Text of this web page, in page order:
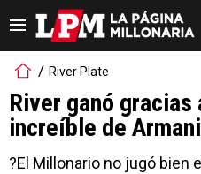
River Plate
River ganó
increíble de Armani
?El Millonario no jugó bien